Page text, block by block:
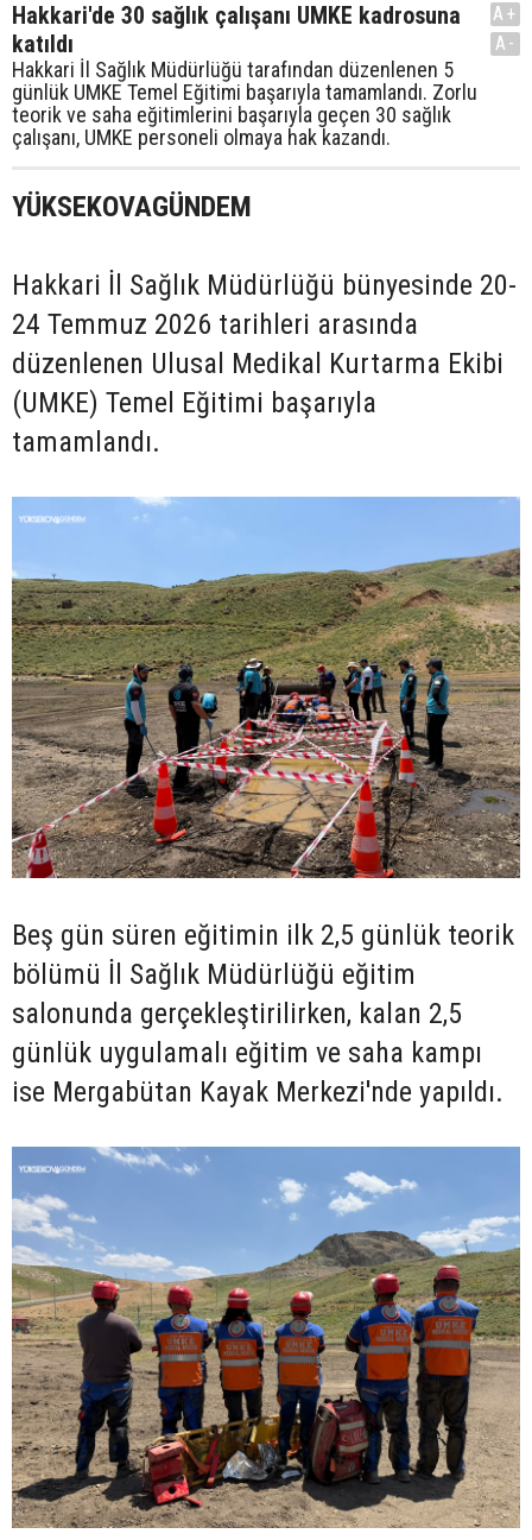
Hakkari'de 30 sağlık çalışanı UMKE kadrosuna
katıldı
Hakkari İl Sağlık Müdürlüğü tarafından düzenlenen 5
günlük UMKE Temel Eğitimi başarıyla tamamlandı. Zorlu
teorik ve saha eğitimlerini başarıyla geçen 30 sağlık
çalışanı, UMKE personeli olmaya hak kazandı.
A+
A-
YÜKSEKOVAGÜNDEM
Hakkari İl Sağlık Müdürlüğü bünyesinde 20-
24 Temmuz 2026 tarihleri arasında
düzenlenen Ulusal Medikal Kurtarma Ekibi
(UMKE) Temel Eğitimi başarıyla
tamamlandı.
Beş gün süren eğitimin ilk 2,5 günlük teorik
bölümü İl Sağlık Müdürlüğü eğitim
salonunda gerçekleştirilirken, kalan 2,5
günlük uygulamalı eğitim ve saha kampı
ise Mergabütan Kayak Merkezi'nde yapıldı.